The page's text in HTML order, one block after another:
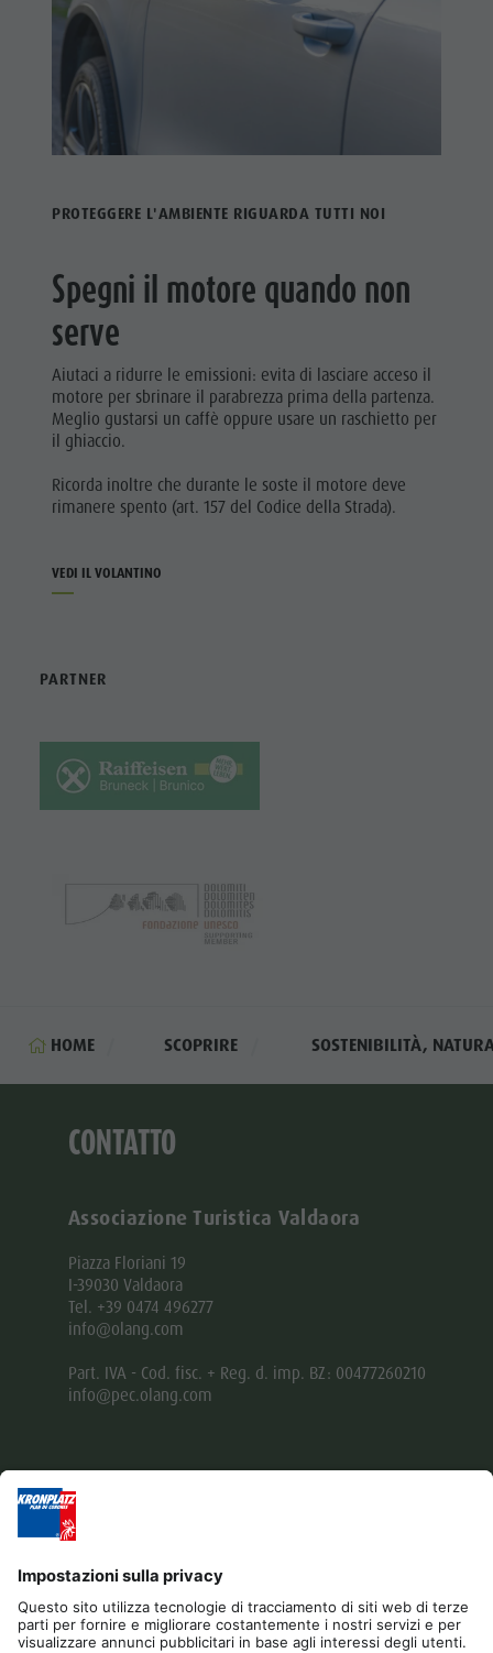
PROTEGGERE L'AMBIENTE RIGUARDA TUTTI NOI
Spegni il motore quando non
serve
Aiutaci a ridurre le emissioni: evita di lasciare acceso il
motore per sbrinare il parabrezza prima della partenza.
Meglio gustarsi un caffè oppure usare un raschietto per
il ghiaccio.
Ricorda inoltre che durante le soste il motore deve
rimanere spento (art. 157 del Codice della Strada).
VEDI IL VOLANTINO
PARTNER
HOME SCOPRIRE SOSTENIBILITÀ,
CONTATTO
Associazione Turistica Valdaora
Piazza Floriani 19
I-39030 Valdaora
Tel. +39 0474 496277
info@olang.com
Part. IVA - Cod. fisc. + Reg. d. imp. BZ: 00477260210
info@pec.olang.com